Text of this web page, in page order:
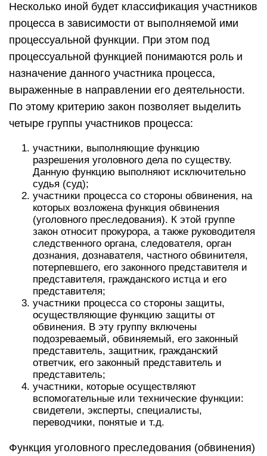
Несколько иной будет классификация участников
процесса в зависимости от выполняемой ими
процессуальной функции. При этом под
процессуальной функцией понимаются роль и
назначение данного участника процесса,
выраженные в направлении его деятельности.
По этому критерию закон позволяет выделить
четыре группы участников процесса:
участники, выполняющие функцию
разрешения уголовного дела по существу.
Данную функцию выполняют исключительно
судья (суд);
участники процесса со стороны обвинения, на
которых возложена функция обвинения
(уголовного преследования). К этой группе
закон относит прокурора, а также руководителя
следственного органа, следователя, орган
дознания, дознавателя, частного обвинителя,
потерпевшего, его законного представителя и
представителя, гражданского истца и его
представителя;
участники процесса со стороны защиты,
осуществляющие функцию защиты от
обвинения. В эту группу включены
подозреваемый, обвиняемый, его законный
представитель, защитник, гражданский
ответчик, его законный представитель и
представитель;
участники, которые осуществляют
вспомогательные или технические функции:
свидетели, эксперты, специалисты,
переводчики, понятые и т.д.
Функция уголовного преследования (обвинения)